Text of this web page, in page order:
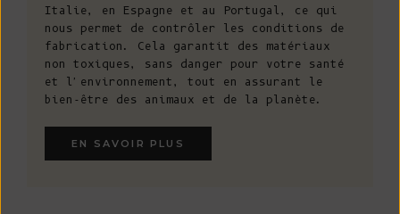
Italie, en Espagne et au Portugal, ce qui
nous permet de contrôler les conditions de
fabrication. Cela garantit des matériaux
non toxiques, sans danger pour votre santé
et l'environnement, tout en assurant le
bien-être des animaux et de la planète.
EN SAVOIR PLUS